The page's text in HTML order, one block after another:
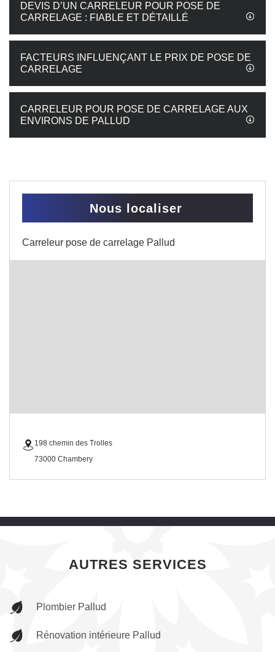
DEVIS D’UN CARRELEUR POUR POSE DE
CARRELAGE : FIABLE ET DÉTAILLÉ
FACTEURS INFLUENÇANT LE PRIX DE POSE DE
CARRELAGE
CARRELEUR POUR POSE DE CARRELAGE AUX
ENVIRONS DE PALLUD
Nous localiser
Carreleur pose de carrelage Pallud
198 chemin des Trolles
73000 Chambery
AUTRES SERVICES
Plombier Pallud
Rénovation intérieure Pallud